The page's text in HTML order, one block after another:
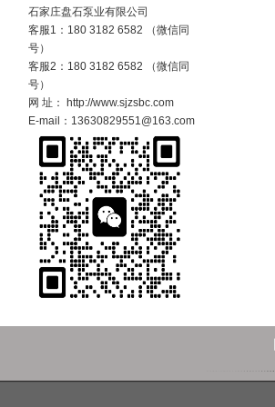
石家庄盘石泵业有限公司
客服1：180 3182 6582 （微信同
号）
客服2：180 3182 6582 （微信同
号）
网 址： http://www.sjzsbc.com
E-mail：13630829551@163.com